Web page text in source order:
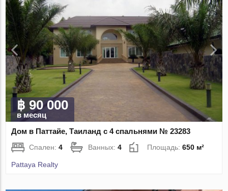
฿ 90 000
в месяц
Дом в Паттайе, Таиланд с 4 спальнями № 23283
Спален:4 Ванных:4 Площадь:650 м²
Pattaya Realty